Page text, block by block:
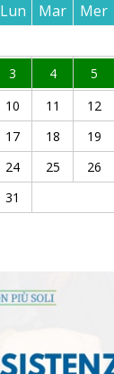
Lun Mar Mer
3
4 5
10
11 12
17
18 19
24
25 26
31